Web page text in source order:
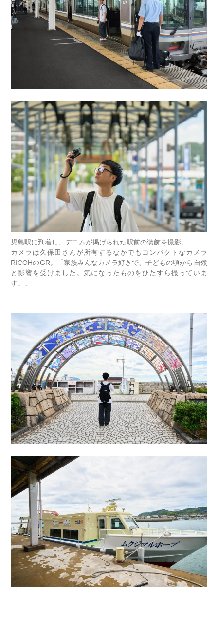
児島駅に到着し、デニムが掲げられた駅前の装飾を撮影。
カメラは久保田さんが所有するなかでもコンパクトなカメラ
RICOHのGR。「家族みんなカメラ好きで、子どもの頃から自然
と影響を受けました。気になったものをひたすら撮っていま
す」。